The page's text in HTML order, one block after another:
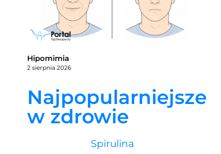
Hipomimia
2 sierpnia 2026
Najpopularniejsze
w zdrowie
Spirulina